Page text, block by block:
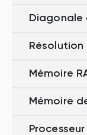
Diagonale
Mémoire
Mémoire
Processeur